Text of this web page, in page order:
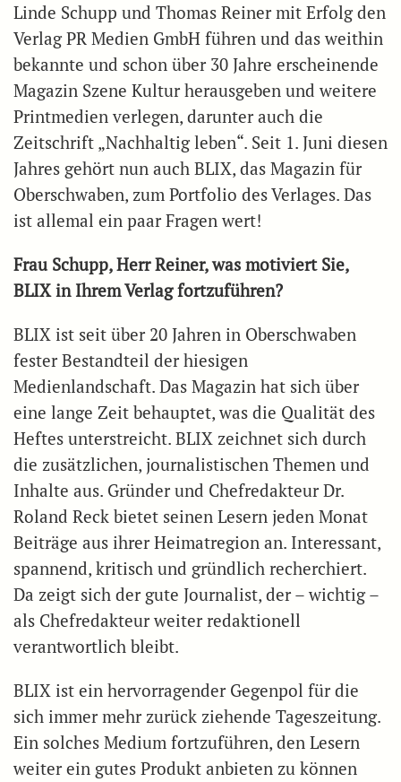
Linde Schupp und Thomas Reiner mit Erfolg den
Verlag PR Medien GmbH führen und das weithin
bekannte und schon über 30 Jahre erscheinende
Magazin Szene Kultur herausgeben und weitere
Printmedien verlegen, darunter auch die
Zeitschrift „Nachhaltig leben“. Seit 1. Juni diesen
Jahres gehört nun auch BLIX, das Magazin für
Oberschwaben, zum Portfolio des Verlages. Das
ist allemal ein paar Fragen wert!
Frau Schupp, Herr Reiner, was motiviert Sie,
BLIX in Ihrem Verlag fortzuführen?
BLIX ist seit über 20 Jahren in Oberschwaben
fester Bestandteil der hiesigen
Medienlandschaft. Das Magazin hat sich über
eine lange Zeit behauptet, was die Qualität des
Heftes unterstreicht. BLIX zeichnet sich durch
die zusätzlichen, journalistischen Themen und
Inhalte aus. Gründer und Chefredakteur Dr.
Roland Reck bietet seinen Lesern jeden Monat
Beiträge aus ihrer Heimatregion an. Interessant,
spannend, kritisch und gründlich recherchiert.
Da zeigt sich der gute Journalist, der – wichtig –
als Chefredakteur weiter redaktionell
verantwortlich bleibt.
BLIX ist ein hervorragender Gegenpol für die
sich immer mehr zurück ziehende Tageszeitung.
Ein solches Medium fortzuführen, den Lesern
weiter ein gutes Produkt anbieten zu können